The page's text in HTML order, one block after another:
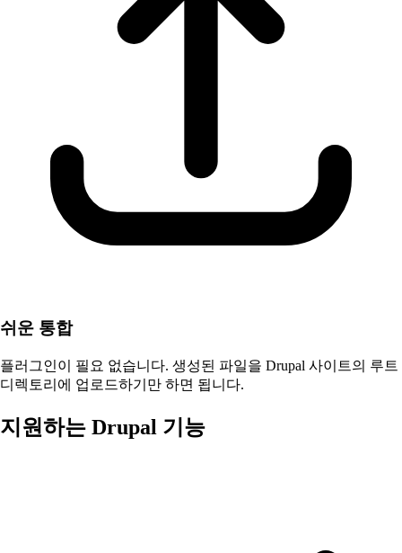
쉬운 통합
플러그인이 필요 없습니다. 생성된 파일을 Drupal 사이트의 루트
디렉토리에 업로드하기만 하면 됩니다.
지원하는 Drupal 기능